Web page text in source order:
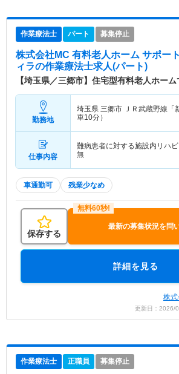
作業療法士 パート 募集停止
株式会社MC 有料老人ホーム サポー
ィラの作業療法士求人(パート)
【埼玉県／三郷市】住宅型有料老人ホー
勤務地
埼玉県 三郷市 ＪＲ武蔵野線「
車10分）
仕事内容
難病患者に対する施設内リハ
無
車通勤可 残業少なめ
保存する
最新の募集状況を問
詳細を見る
株
更新日：
作業療法士 正職員 募集停止